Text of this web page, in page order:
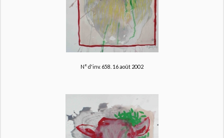
N° d'inv. 658. 16 août 2002